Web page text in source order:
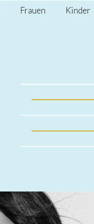
Frauen Kinder